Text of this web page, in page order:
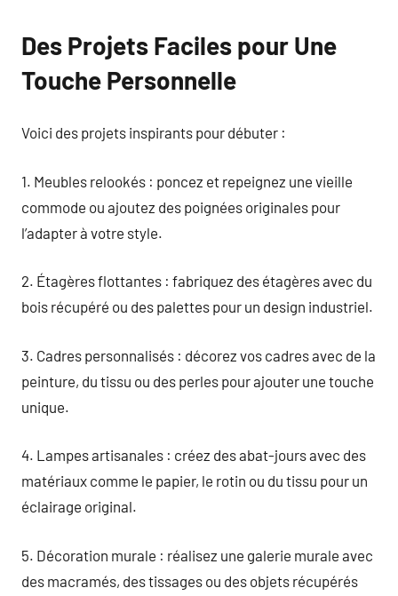
Des Projets Faciles pour Une
Touche Personnelle
Voici des projets inspirants pour débuter :
1. Meubles relookés : poncez et repeignez une vieille
commode ou ajoutez des poignées originales pour
l’adapter à votre style.
2. Étagères flottantes : fabriquez des étagères avec du
bois récupéré ou des palettes pour un design industriel.
3. Cadres personnalisés : décorez vos cadres avec de la
peinture, du tissu ou des perles pour ajouter une touche
unique.
4. Lampes artisanales : créez des abat-jours avec des
matériaux comme le papier, le rotin ou du tissu pour un
éclairage original.
5. Décoration murale : réalisez une galerie murale avec
des macramés, des tissages ou des objets récupérés